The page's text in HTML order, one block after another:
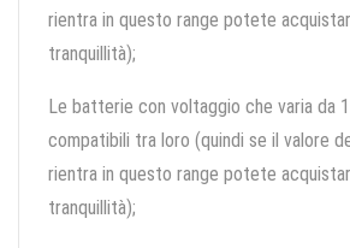
rientra in questo range potete
tranquillità);
Le batterie con voltaggio che varia da
compatibili tra loro (quindi se il valore
rientra in questo range potete
tranquillità);